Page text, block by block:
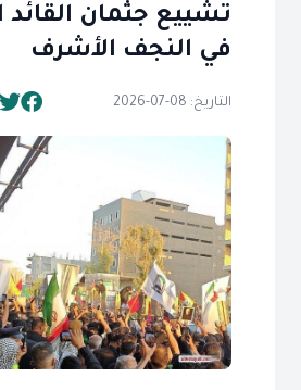
تشييع جثمان
في النجف الأشرف
التاريخ: 08-07-2026